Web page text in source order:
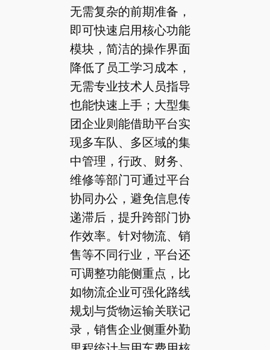
无需复杂的前期准备，
即可快速启用核心功能
模块，简洁的操作界面
降低了员工学习成本，
无需专业技术人员指导
也能快速上手；大型集
团企业则能借助平台实
现多车队、多区域的集
中管理，行政、财务、
维修等部门可通过平台
协同办公，避免信息传
递滞后，提升跨部门协
作效率。针对物流、销
售等不同行业，平台还
可调整功能侧重点，比
如物流企业可强化路线
规划与货物运输关联记
录，销售企业侧重外勤